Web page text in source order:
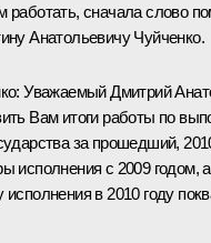
работать, сначала слово
Анатольевичу Чуйченко.
: Уважаемый Дмитрий
Вам итоги работы по
за прошедший,
исполнения с 2009 годом,
исполнения в 2010 году